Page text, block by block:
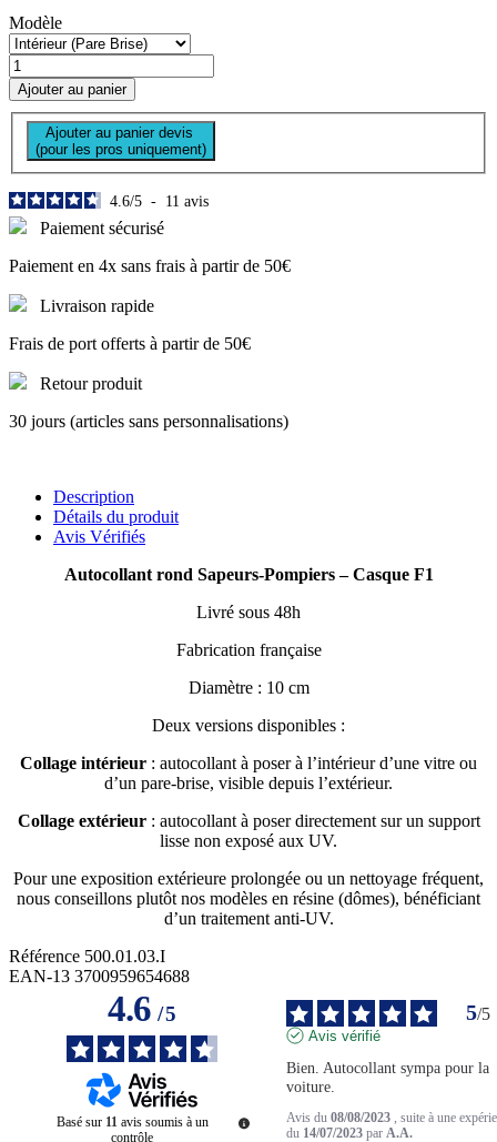
Modèle
Ajouter au panier
Ajouter au panier devis
(pour les pros uniquement)
4.6/5 - 11 avis
Paiement sécurisé
Paiement en 4x sans frais à partir de 50€
Livraison rapide
Frais de port offerts à partir de 50€
Retour produit
30 jours (articles sans personnalisations)
Description
Détails du produit
Avis Vérifiés
Autocollant rond Sapeurs-Pompiers – Casque F1
Livré sous 48h
Fabrication française
Diamètre : 10 cm
Deux versions disponibles :
Collage intérieur : autocollant à poser à l’intérieur d’une vitre ou
d’un pare-brise, visible depuis l’extérieur.
Collage extérieur: autocollant à poser directement sur un support
lisse non exposé aux UV.
Pour une exposition extérieure prolongée ou un nettoyage fréquent,
nous conseillons plutôt nos modèles en résine (dômes), bénéficiant
d’un traitement anti-UV.
Référence 500.01.03.I
EAN-13 3700959654688
4.6/5
Basé sur 11 avis soumis à un
contrôle
5/5
Avis vérifié
Bien. Autocollant sympa pour la
voiture.
Avis du 08/08/2023 , suite à une
du 14/07/2023 par A.A.